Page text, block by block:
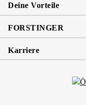
Deine Vorteile
FORSTINGER
Karriere